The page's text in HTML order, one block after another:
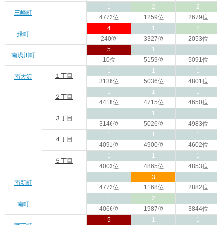
三崎町
1
4772位
2
1259位
2
2679位
緑町
4
240位
1
3327位
2
2053位
南浅川町
5
10位
1
5159位
1
5091位
南大沢 １丁目
1
3136位
1
5036位
1
4801位
２丁目
1
4418位
1
4715位
1
4650位
３丁目
1
3146位
1
5026位
1
4983位
４丁目
1
4091位
1
4900位
1
4602位
５丁目
1
4003位
1
4865位
1
4853位
南新町
1
4772位
3
1168位
1
2882位
南町
1
4066位
2
1987位
1
3844位
5
1
1